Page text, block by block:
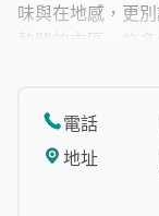
味與在地感，更
熱鬧的市區，許
也不會因為附近
仔麵、景美曾家
了市區擁擠的人
這裡小吃很讚，
電話
地址